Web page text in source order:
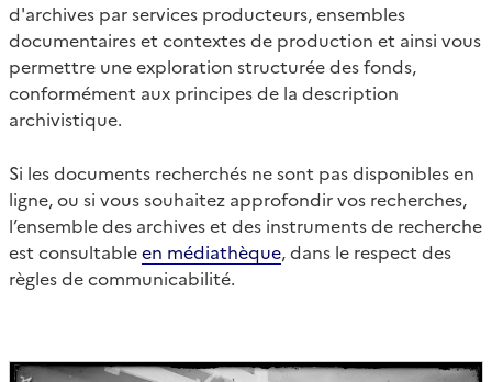
d'archives par services producteurs, ensembles
documentaires et contextes de production et ainsi vous
permettre une exploration structurée des fonds,
conformément aux principes de la description
archivistique.
Si les documents recherchés ne sont pas disponibles en
ligne, ou si vous souhaitez approfondir vos recherches,
l’ensemble des archives et des instruments de recherche
est consultableen médiathèque, dans le respect des
règles de communicabilité.